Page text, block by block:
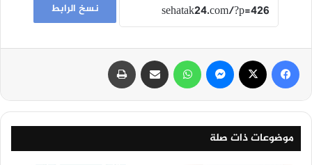
نسخ الرابط
فيسبوك ماسنجر واتساب مشاركة عبر البريد
موضوعات ذات صلة